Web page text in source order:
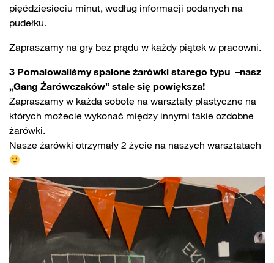
pięćdziesięciu minut, według informacji podanych na
pudełku.
Zapraszamy na gry bez prądu w każdy piątek w pracowni.
3 Pomalowaliśmy spalone żarówki starego typu –nasz
„Gang Żarówczaków” stale się powiększa!
Zapraszamy w każdą sobotę na warsztaty plastyczne na
których możecie wykonać między innymi takie ozdobne
żarówki.
Nasze żarówki otrzymały 2 życie na naszych warsztatach